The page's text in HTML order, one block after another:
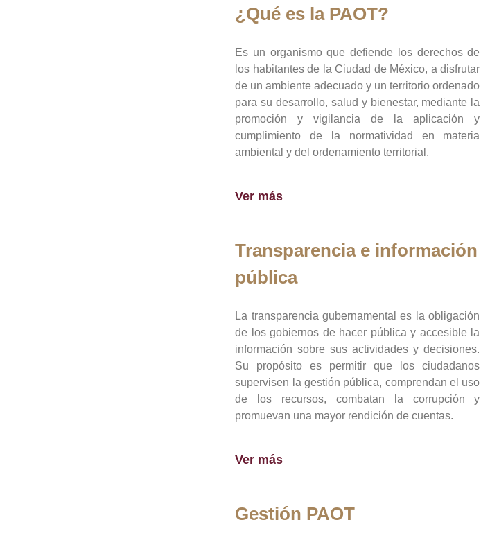
¿Qué es la PAOT?
Es un organismo que defiende los derechos de
los habitantes de la Ciudad de México, a disfrutar
de un ambiente adecuado y un territorio ordenado
para su desarrollo, salud y bienestar, mediante la
promoción y vigilancia de la aplicación y
cumplimiento de la normatividad en materia
ambiental y del ordenamiento territorial.
Ver más
Transparencia e información
pública
La transparencia gubernamental es la obligación
de los gobiernos de hacer pública y accesible la
información sobre sus actividades y decisiones.
Su propósito es permitir que los ciudadanos
supervisen la gestión pública, comprendan el uso
de los recursos, combatan la corrupción y
promuevan una mayor rendición de cuentas.
Ver más
Gestión PAOT